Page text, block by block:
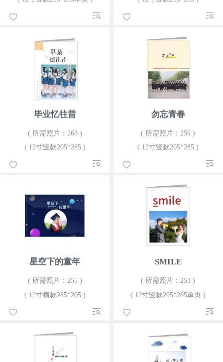
毕业忆往昔
( 所需照片：263 )
( 12寸竖款205*285 )
勿忘青春
( 所需照片：259 )
( 12寸竖款205*285 )
星空下的童年
( 所需照片：255 )
( 12寸横款285*205 )
SMILE
( 所需照片：253 )
( 12寸竖款205*285单页 )